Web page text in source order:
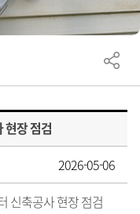
현장 점검
2026-05-06
신축공사 현장 점검